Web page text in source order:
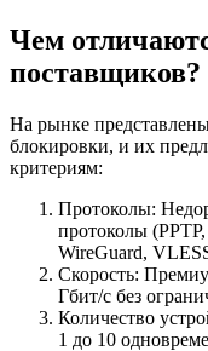
Чем
поставщиков?
На рынке
блокировки, и их
критериям:
Протоколы:
протоколы
WireGuard,
Скорость:
Гбит/с без
Количество
1 до 10